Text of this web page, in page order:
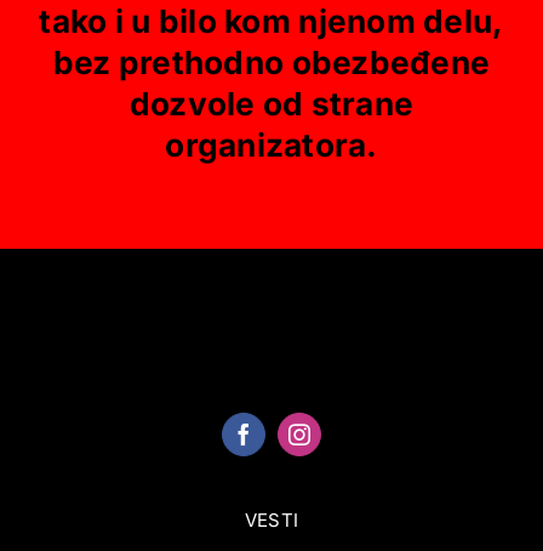
tako i u bilo kom njenom delu,
bez prethodno obezbeđene
dozvole od strane
organizatora.
VESTI